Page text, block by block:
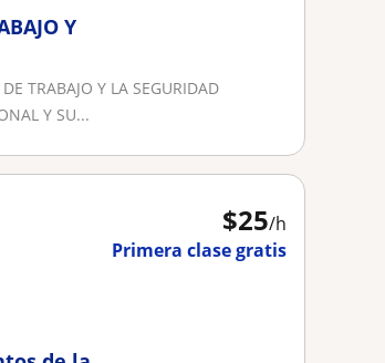
Y
TRABAJO Y LA SEGURIDAD
Y SU...
$25/h
Primera clase gratis